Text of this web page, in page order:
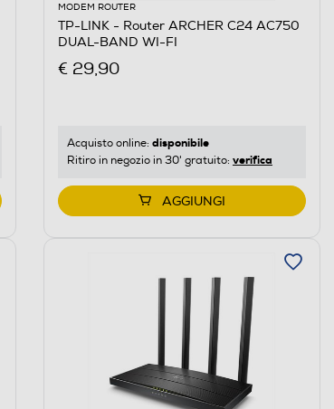
MODEM ROUTER
TP-LINK - Router ARCHER C24 AC750
DUAL-BAND WI-FI
€ 29,90
Acquisto online: disponibile
Ritiro in negozio in 30' gratuito: verifica
AGGIUNGI